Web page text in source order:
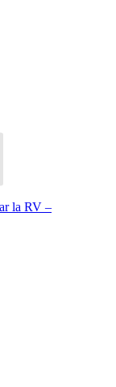
la RV –